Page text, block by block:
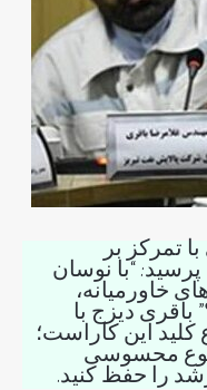
تمرکز بر
“با نوسان
خاورمیانه،
دیزج با
کلید این کاراست؛
محسوسی
را حفظ کنید.